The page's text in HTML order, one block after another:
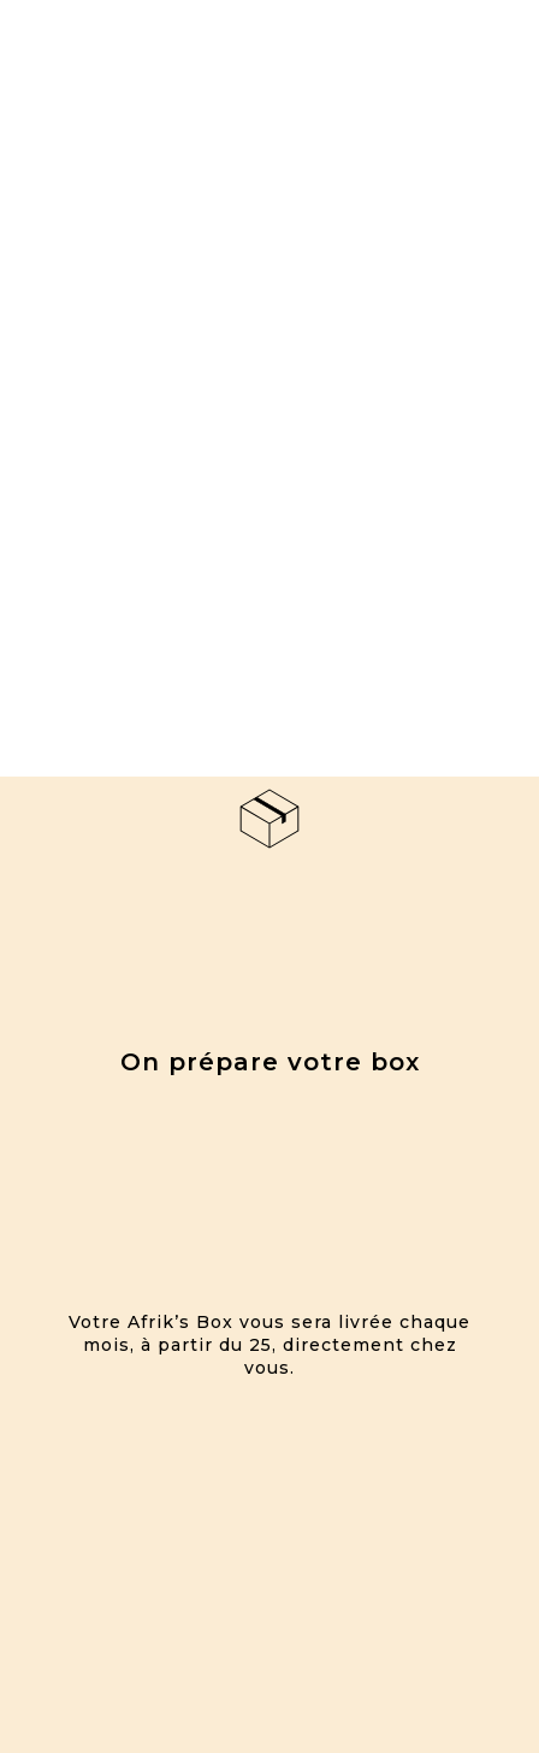
On prépare votre box
Votre Afrik’s Box vous sera livrée chaque
mois, à partir du 25, directement chez
vous.